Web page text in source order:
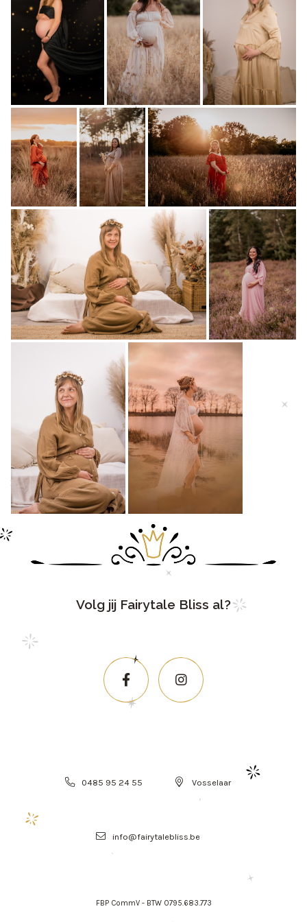
Volg jij Fairytale Bliss al?
0485 95 24 55 Vosselaar
info@fairytalebliss.be
FBP CommV - BTW 0795.683.773